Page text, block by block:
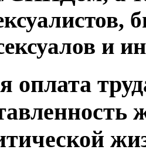
и
оплата